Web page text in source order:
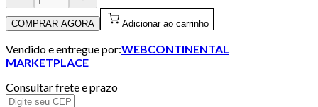
COMPRAR AGORA Adicionar ao carrinho
Vendido e entregue por:WEBCONTINENTAL
MARKETPLACE
Consultar frete e prazo